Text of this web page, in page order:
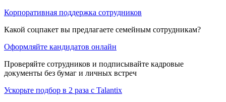
Корпоративная поддержка сотрудников
Какой соцпакет вы предлагаете семейным сотрудникам?
Оформляйте кандидатов онлайн
Проверяйте сотрудников и подписывайте кадровые
документы без бумаг и личных встреч
Ускорьте подбор в 2 раза с Talantix